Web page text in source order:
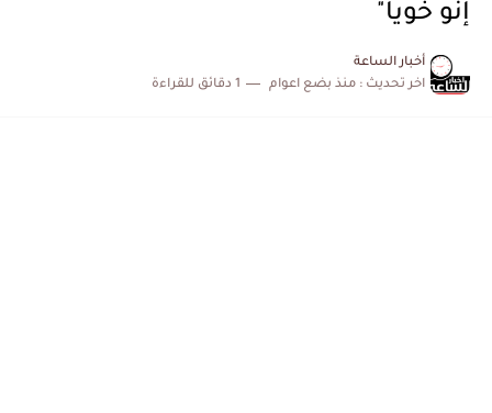
إنو خويا"
أخبار الساعة
اخر تحديث : منذ بضع اعوام 1 دقائق للقراءة